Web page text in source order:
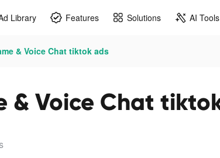
Library Features Solutions AI Tools
& Voice Chat tiktok ads
& Voice Chat